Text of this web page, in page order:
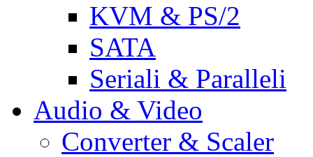
KVM & PS/2
SATA
Seriali & Paralleli
Audio & Video
Converter & Scaler